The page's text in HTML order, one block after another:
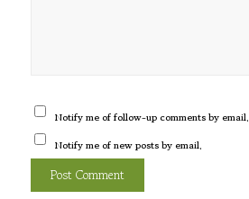
Notify me of follow-up comments by email.
Notify me of new posts by email.